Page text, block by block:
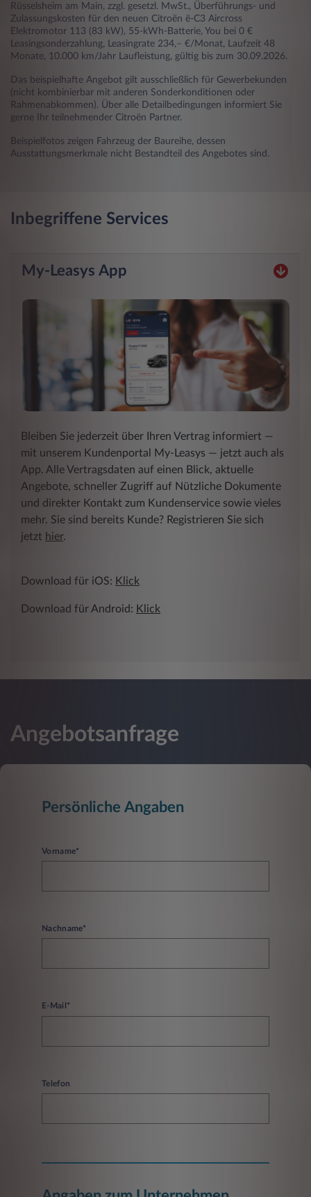
Rüsselsheim am Main, zzgl. gesetzl. MwSt., Überführungs- und
Zulassungskosten für den neuen Citroën ë-C3 Aircross
Elektromotor 113 (83 kW), 55-kWh-Batterie, You bei 0 €
Leasingsonderzahlung, Leasingrate 234,– €/Monat, Laufzeit 48
Monate, 10.000 km/Jahr Laufleistung, gültig bis zum 30.09.2026.
Das beispielhafte Angebot gilt ausschließlich für Gewerbekunden
(nicht kombinierbar mit anderen Sonderkonditionen oder
Rahmenabkommen). Über alle Detailbedingungen informiert Sie
gerne Ihr teilnehmender Citroën Partner.
Beispielfotos zeigen Fahrzeug der Baureihe, dessen
Ausstattungsmerkmale nicht Bestandteil des Angebotes sind.
Inbegriffene Services
My-Leasys App
Bleiben Sie jederzeit über Ihren Vertrag informiert ―
mit unserem Kundenportal My-Leasys ― jetzt auch als
App. Alle Vertragsdaten auf einen Blick, aktuelle
Angebote, schneller Zugriff auf Nützliche Dokumente
und direkter Kontakt zum Kundenservice sowie vieles
mehr. Sie sind bereits Kunde? Registrieren Sie sich
jetzt hier.
Download für iOS: Klick
Download für Android: Klick
Angebotsanfrage
Persönliche Angaben
Vorname*
Nachname*
E-Mail*
Telefon